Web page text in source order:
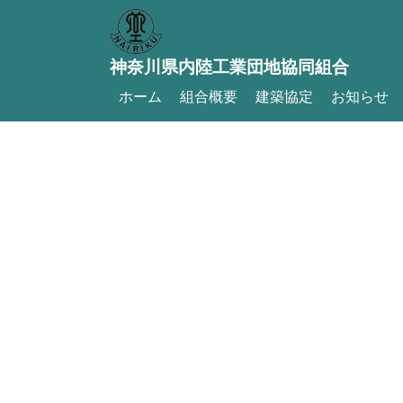
神奈川県内陸工業団地協同組合
ホーム 組合概要 建築協定 お知らせ